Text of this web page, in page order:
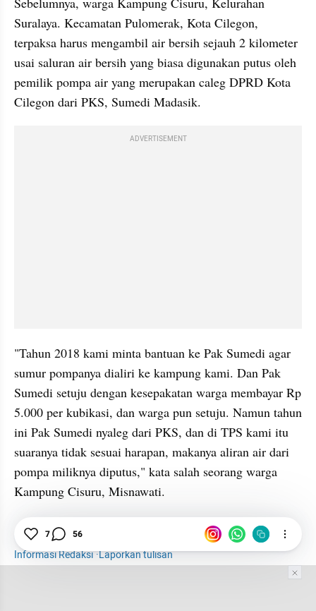
Suralaya. Kecamatan Pulomerak, Kota Cilegon,
terpaksa harus mengambil air bersih sejauh 2 kilometer
usai saluran air bersih yang biasa digunakan putus oleh
pemilik pompa air yang merupakan caleg DPRD Kota
Cilegon dari PKS, Sumedi Madasik.
ADVERTISEMENT
"Tahun 2018 kami minta bantuan ke Pak Sumedi agar
sumur pompanya dialiri ke kampung kami. Dan Pak
Sumedi setuju dengan kesepakatan warga membayar Rp
5.000 per kubikasi, dan warga pun setuju. Namun tahun
ini Pak Sumedi nyaleg dari PKS, dan di TPS kami itu
suaranya tidak sesuai harapan, makanya aliran air dari
pompa miliknya diputus," kata salah seorang warga
Kampung Cisuru, Misnawati.
Caleg PKS
Air Bersih
Informasi Redaksi·Laporkan tulisan
7 56